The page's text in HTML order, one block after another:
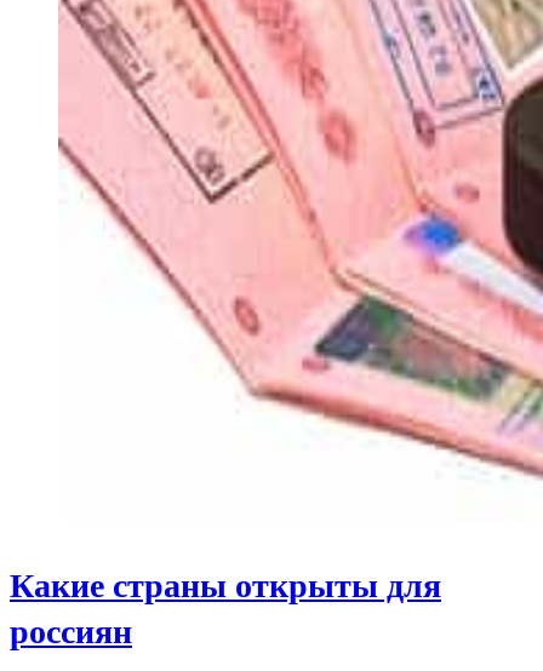
Какие страны открыты для
россиян